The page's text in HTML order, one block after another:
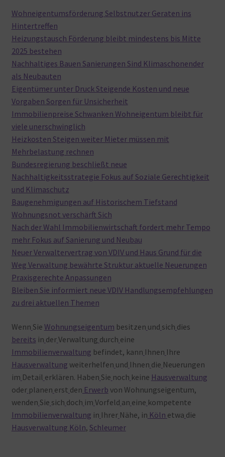
Wohneigentumsförderung Selbstnutzer Geraten ins
Hintertreffen
Heizungstausch Förderung bleibt mindestens bis Mitte
2025 bestehen
Nachhaltiges Bauen Sanierungen Sind Klimaschonender
als Neubauten
Eigentümer unter Druck Steigende Kosten und neue
Vorgaben Sorgen für Unsicherheit
Immobilienpreise Schwanken Wohneigentum bleibt für
viele unerschwinglich
Heizkosten Steigen weiter Mieter müssen mit
Mehrbelastung rechnen
Bundesregierung beschließt neue
Nachhaltigkeitsstrategie Fokus auf Soziale Gerechtigkeit
und Klimaschutz
Baugenehmigungen auf Historischem Tiefstand
Wohnungsnot verschärft Sich
Nach der Wahl Immobilienwirtschaft fordert mehr Tempo
mehr Fokus auf Sanierung und Neubau
Neuer Verwaltervertrag von VDIV und Haus Grund für die
Weg Verwaltung bewährte Struktur aktuelle Neuerungen
Praxisgerechte Anpassungen
Bleiben Sie informiert neue VDIV Handlungsempfehlungen
zu drei aktuellen Themen
Wenn Sie Wohnungseigentum besitzen und sich dies
bereits in derVerwaltung durch eine
Immobilienverwaltung befindet, kann Ihnen Ihre
Hausverwaltung weiterhelfen und Ihnen die Neuerungen
im Detail erklären. Haben Sie noch keine Hausverwaltung
oder planen erst den Erwerb von Wohnungseigentum,
wenden Sie sich doch im Vorfeld an eine kompetente
Immobilienverwaltung in Ihrer Nähe, in Köln etwa die
Hausverwaltung Köln, Schleumer